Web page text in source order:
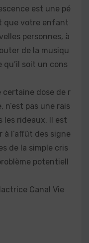
est une pé
que votre enfant
personnes, à
de la musiqu
qu’il soit un cons
certaine dose de r
n’est pas une rais
les rideaux. Il est
l’affût des signe
de la simple cris
potentiell
Canal Vie